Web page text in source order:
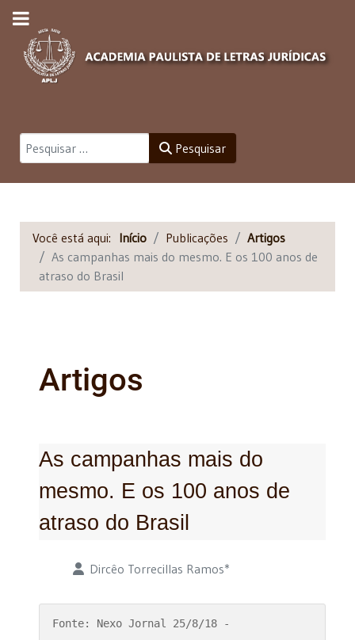
Pesquisar Pesquisar
Você está aqui: Início Publicações
Artigos
As campanhas mais do mesmo. E os 100 anos de
atraso do Brasil
Artigos
As campanhas mais do
mesmo. E os 100 anos de
atraso do Brasil
Detalhes Dircêo Torrecillas Ramos*
Fonte: Nexo Jornal 25/8/18 -